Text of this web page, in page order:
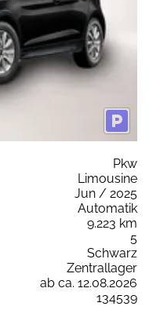
Pkw
Limousine
Jun / 2025
Automatik
9.223 km
5
Schwarz
Zentrallager
ab ca. 12.08.2026
134539